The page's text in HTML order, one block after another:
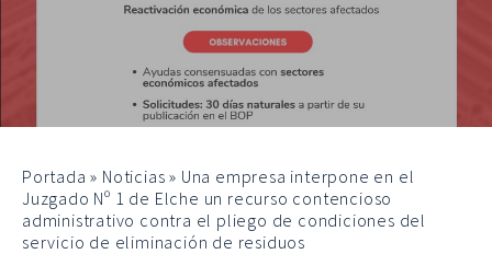
Portada » Noticias » Una empresa interpone en el
Juzgado Nº 1 de Elche un recurso contencioso
administrativo contra el pliego de condiciones del
servicio de eliminación de residuos